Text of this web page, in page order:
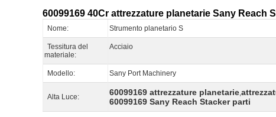
60099169 40Cr attrezzature planetarie Sany Reach
Nome: Strumento planetario S
Tessitura del
materiale:
Acciaio
Modello: Sany Port Machinery
Alta Luce: 60099169 attrezzature planetarie,
60099169 Sany Reach Stacker parti